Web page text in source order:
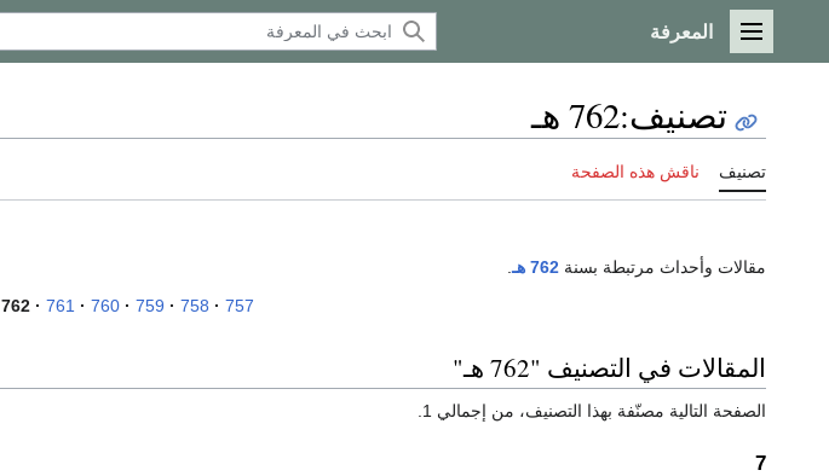
القائمة الرئيسية
المعرفة
تصنيف:762 هـ
تصنيف ناقش هذه الصفحة
مقالات وأحداث مرتبطة بسنة 762 هـ
.
757
758
759
760
761
762
المقالات في التصنيف "762 هـ"
الصفحة التالية مصنّفة بهذا التصنيف، من إجمالي 1.
7